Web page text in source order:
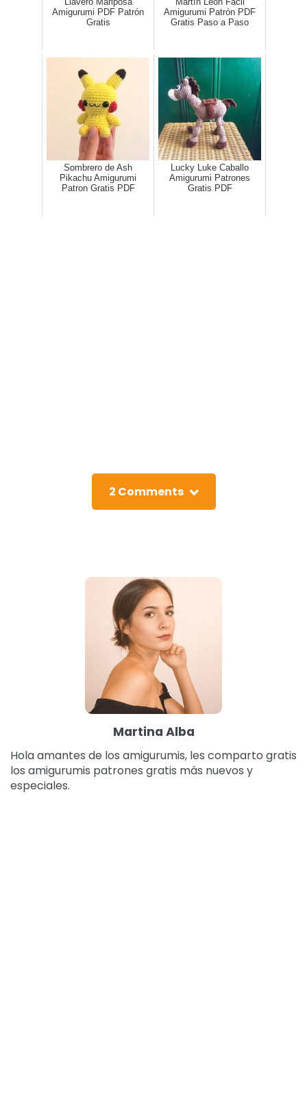
Amigurumi PDF Patrón
Gratis
Amigurumi Patrón PDF
Gratis Paso a Paso
Sombrero de Ash
Pikachu Amigurumi
Patron Gratis PDF
Lucky Luke Caballo
Amigurumi Patrones
Gratis PDF
2 Comments
Martina Alba
Hola amantes de los amigurumis, les comparto gratis
los amigurumis patrones gratis más nuevos y
especiales.